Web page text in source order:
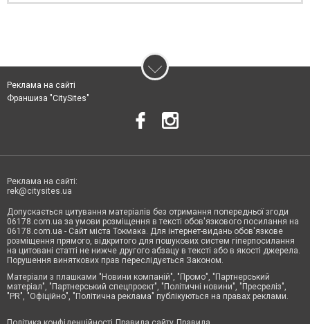
Реклама на сайті
Франшиза "CitySites"
Реклама на сайті:
rek@citysites.ua
Допускається цитування матеріалів без отримання попередньої згоди
06178.com.ua за умови розміщення в тексті обов'язкового посилання на
06178.com.ua - Сайт міста Токмака. Для інтернет-видань обов'язкове
розміщення прямого, відкритого для пошукових систем гіперпосилання
на цитовані статті не нижче другого абзацу в тексті або в якості джерела.
Порушення виняткових прав переслідується Законом.
Матеріали з плашками "Новини компаній", "Промо", "Партнерський
матеріал", "Партнерський спецпроєкт", "Політичні новини", "Пресреліз",
"PR", "Офіційно", "Політична реклама" публікуються на правах реклами.